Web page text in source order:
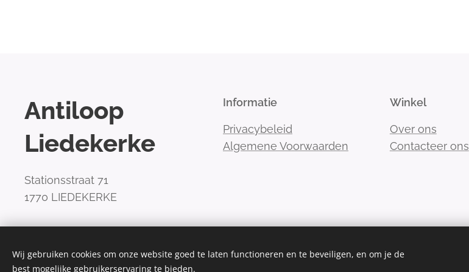
Antiloop
Liedekerke
Stationsstraat 71
1770 LIEDEKERKE
Informatie
Privacybeleid
Algemene Voorwaarden
Winkel
Over ons
Contacteer ons
Wij gebruiken cookies om onze website goed te laten functioneren en te beveiligen, en om je de
best mogelijke gebruikerservaring te bieden.